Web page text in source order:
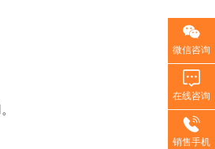
微信咨询
在线咨询
销售手机